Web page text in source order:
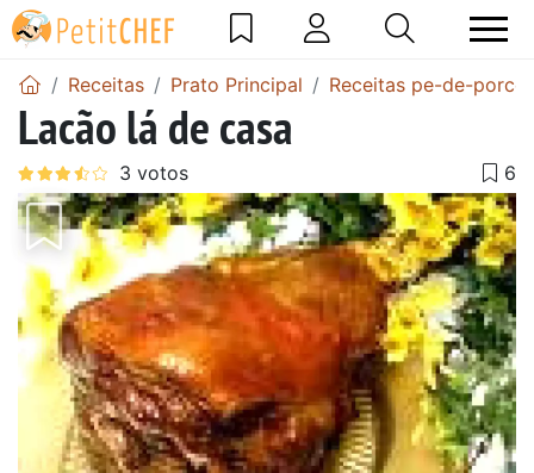
Receitas Prato Principal Receitas pe-de-porco
Lacão lá de casa